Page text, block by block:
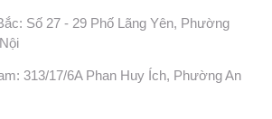
Số 27 - 29 Phố Lãng Yên, Phường
313/17/6A Phan Huy Ích, Phường An